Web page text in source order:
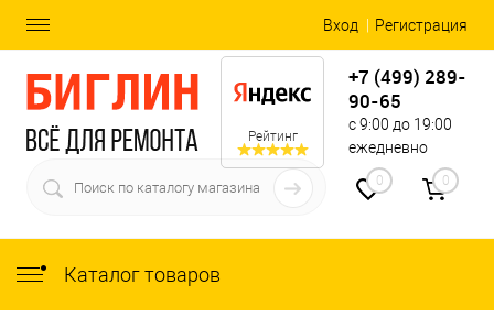
Вход Регистрация
Рейтинг
+7 (499) 289-
90-65
с 9:00 до 19:00
ежедневно
0 0
Каталог товаров